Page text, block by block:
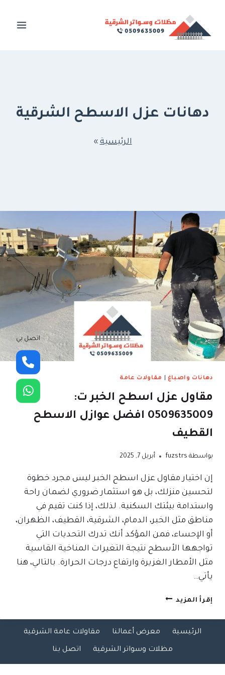
المحتوى
دهانات عزل الاسطح الشرقية
الرئيسية »
دهانات واصباغ مقاولات عامة
مقاول عزل اسطح الخبر ت:
0509635009 افضل عوازل الاسطح
القطيف
بواسطة fuzstrs أبريل 7, 2025
إن اختيار مقاول عزل اسطح الخبر ليس مجرد خطوة
لتحسين منزلك، بل هو استثمار ضروري لضمان راحة
واستدامة بيئتك السكنية. لذلك، إذا كنت تقيم في
مناطق مثل الخبر، الدمام، الشرقية، القطيف، الظهران،
أو الإحساء، فمن المؤكد أنك تدرك التحديات التي
تواجهها الأسطح نتيجة التغيرات المناخية القاسية
مثل الأمطار الغزيرة وارتفاع درجات الحرارة. بالتالي، هنا
يأتي…
إقرأ المزيد مقاول
اسطح
الخبرالرئيسية معرض أعمالنا مقاولات عامة الشرقية
مظلات وسواتر الشرقية اتصل بنا
اتصل بي